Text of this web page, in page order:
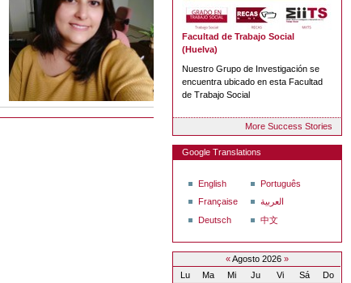
Facultad de Trabajo Social
(Huelva)
Nuestro Grupo de Investigación se
encuentra ubicado en esta Facultad
de Trabajo Social
More Success Stories
Google Translations
English
Française
Deutsch
Português
العربية
中文
«Agosto 2026 »
Lu Ma Mi Ju Vi Sá Do